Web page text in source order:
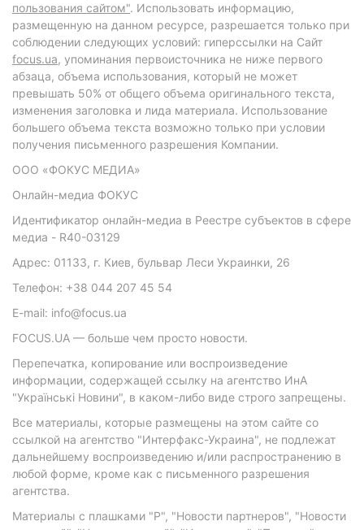
пользования сайтом". Использовать информацию,
размещенную на данном ресурсе, разрешается только при
соблюдении следующих условий: гиперссылки на Сайт
focus.ua, упоминания первоисточника не ниже первого
абзаца, объема использования, который не может
превышать 50% от общего объема оригинального текста,
изменения заголовка и лида материала. Использование
большего объема текста возможно только при условии
получения письменного разрешения Компании.
ООО «ФОКУС МЕДИА»
Онлайн-медиа ФОКУС
Идентификатор онлайн-медиа в Реестре субъектов в сфере
медиа - R40-03129
Адрес: 01133, г. Киев, бульвар Леси Украинки, 26
Телефон: +38 044 207 45 54
E-mail: info@focus.ua
FOCUS.UA — больше чем просто новости.
Перепечатка, копирование или воспроизведение
информации, содержащей ссылку на агентство ИнА
"Українські Новини", в каком-либо виде строго запрещены.
Все материалы, которые размещены на этом сайте со
ссылкой на агентство "Интерфакс-Украина", не подлежат
дальнейшему воспроизведению и/или распространению в
любой форме, кроме как с письменного разрешения
агентства.
Материалы с плашками "Р", "Новости партнеров", "Новости